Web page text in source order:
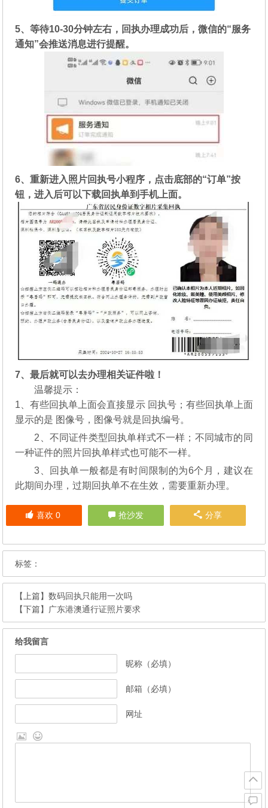
5、等待10-30分钟左右，回执办理成功后，微信的“服务
通知”会推送消息进行提醒。
6、重新进入照片回执号小程序，点击底部的“订单”按
钮，进入后可以下载回执单到手机上面。
7、最后就可以去办理相关证件啦！
温馨提示：
1、有些回执单上面会直接显示 回执号；有些回执单上面
显示的是 图像号，图像号就是回执编号。
2、不同证件类型回执单样式不一样；不同城市的同
一种证件的照片回执单样式也可能不一样。
3、回执单一般都是有时间限制的为6个月，建议在
此期间办理，过期回执单不在生效，需要重新办理。
喜欢 0 抢沙发 分享
标签：
【上篇】数码回执只能用一次吗
【下篇】 广东港澳通行证照片要求
给我留言
昵称（必填）
邮箱（必填）
网址